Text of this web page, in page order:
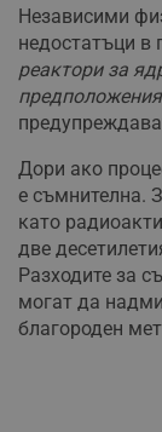
Независими
недостатъци в
реактори за
Дори ако
е съмнителна.
като
две
Разходите за
могат да
благороден